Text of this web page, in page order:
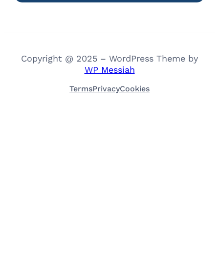
Copyright @ 2025 – WordPress Theme by
WP Messiah
TermsPrivacyCookies